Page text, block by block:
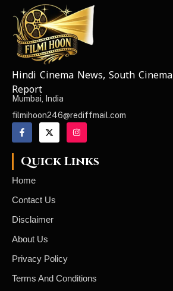
NEWS ELEMENTOR
Hindi Cinema News, South
Report
Mumbai, India
filmihoon246@rediffmail.com
Quick Links
Home
Contact Us
Disclaimer
About Us
Privacy Policy
Terms And Conditions